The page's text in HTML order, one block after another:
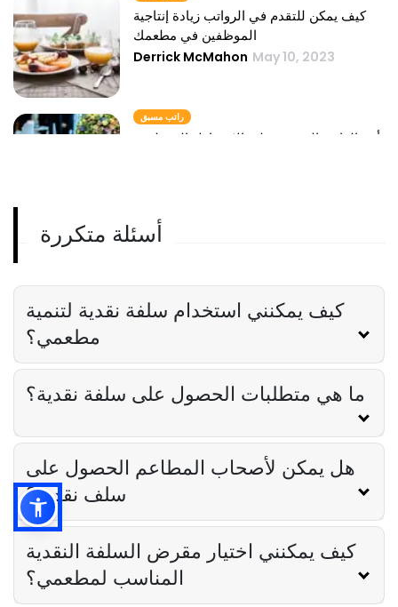
كيف يمكن للتقدم في الرواتب زيادة إنتاجية
الموظفين في مطعمك
Derrick McMahon May 10, 2023
راتب مسبق
تأثير الراتب المسبق على الاحتفاظ بالموظفين
سلفة يوم الدفع
السريعة
Derrick McMahon May 10, 2023
أسئلة متكررة
كيف يمكنني استخدام سلفة نقدية لتنمية
مطعمي؟
ما هي متطلبات الحصول على سلفة نقدية؟
هل يمكن لأصحاب المطاعم الحصول على
سلف نقدية؟
كيف يمكنني اختيار مقرض السلفة النقدية
المناسب لمطعمي؟